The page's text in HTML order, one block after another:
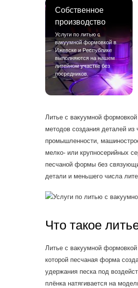
Собственное
производство
Услуги по литью с
вакуумной формовкой в
Ижевске и Республике
выполняются на нашем
литейном участке без
посредников.
Литье с вакуумной
методов создания деталей
промышленности,
мелко- или крупносерийных
песчаной формы без
детали и меньшего числа
Что такое
Литье с вакуумной формовкой
которой песчаная форма
удержания песка под
плёнка натягивается на